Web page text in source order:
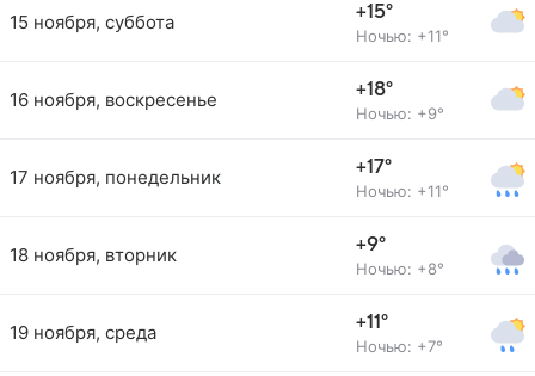
15 ноября, суббота +15°
Ночью: +11°
16 ноября, воскресенье +18°
Ночью: +9°
17 ноября, понедельник +17°
Ночью: +11°
18 ноября, вторник +9°
Ночью: +8°
19 ноября, среда +11°
Ночью: +7°